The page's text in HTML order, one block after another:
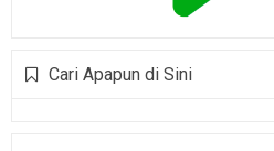
Cari Apapun di Sini